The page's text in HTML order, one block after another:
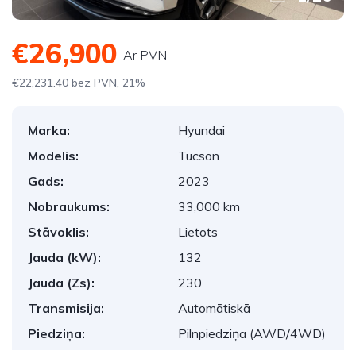
€26,900 Ar PVN
€22,231.40 bez PVN, 21%
Marka:
Hyundai
Modelis:
Tucson
Gads:
2023
Nobraukums:
33,000 km
Stāvoklis:
Lietots
Jauda (kW):
132
Jauda (Zs):
230
Transmisija:
Automātiskā
Piedziņa:
Pilnpiedziņa (AWD/4WD)